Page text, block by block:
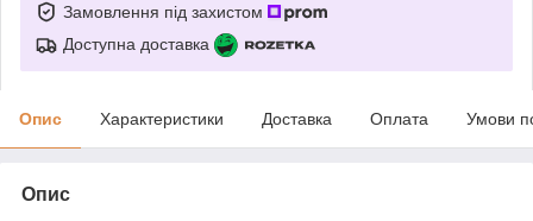
Замовлення під захистом
Доступна доставка
Опис Характеристики Доставка Оплата Умови
Опис